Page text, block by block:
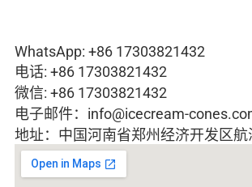
WhatsApp: +86 17303821432
电话: +86 17303821432
微信: +86 17303821432
电子邮件：info@icecream-
地址：中国河南省郑州经济开发区航